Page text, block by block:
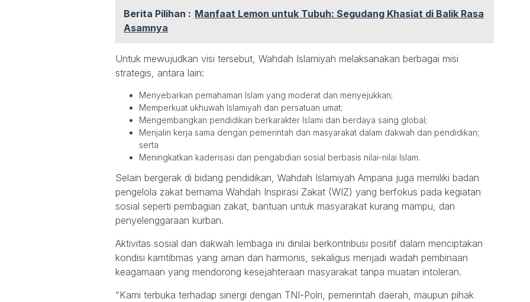
Berita Pilihan : Manfaat Lemon untuk Tubuh: Segudang Khasiat di Balik Rasa
Asamnya
Untuk mewujudkan visi tersebut, Wahdah Islamiyah melaksanakan berbagai misi
strategis, antara lain:
Menyebarkan pemahaman Islam yang moderat dan menyejukkan;
Memperkuat ukhuwah Islamiyah dan persatuan umat;
Mengembangkan pendidikan berkarakter Islami dan berdaya saing global;
Menjalin kerja sama dengan pemerintah dan masyarakat dalam dakwah dan pendidikan;
serta
Meningkatkan kaderisasi dan pengabdian sosial berbasis nilai-nilai Islam.
Selain bergerak di bidang pendidikan, Wahdah Islamiyah Ampana juga memiliki badan
pengelola zakat bernama Wahdah Inspirasi Zakat (WIZ) yang berfokus pada kegiatan
sosial seperti pembagian zakat, bantuan untuk masyarakat kurang mampu, dan
penyelenggaraan kurban.
Aktivitas sosial dan dakwah lembaga ini dinilai berkontribusi positif dalam menciptakan
kondisi kamtibmas yang aman dan harmonis, sekaligus menjadi wadah pembinaan
keagamaan yang mendorong kesejahteraan masyarakat tanpa muatan intoleran.
“Kami terbuka terhadap sinergi dengan TNI-Polri, pemerintah daerah, maupun pihak